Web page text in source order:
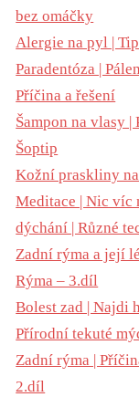
bez omáčky
Alergie na pyl |
Paradentóza |
Příčina a řešení
Šampon na vlasy |
Šoptip
Kožní praskliny
Meditace | Nic víc
dýchání | Různé
Zadní rýma a její
Rýma – 3.díl
Bolest zad | Najdi
Přírodní tekuté
Zadní rýma |
2.díl